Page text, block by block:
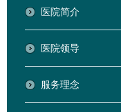
医院简介
医院领导
服务理念